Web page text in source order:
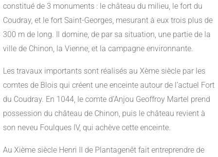
constitué de 3 monuments : le château du milieu, le fort du
Coudray, et le fort Saint-Georges, mesurant à eux trois plus de
300 m de long. Il domine, de par sa situation, une partie de la
ville de Chinon, la Vienne, et la campagne environnante.
Les travaux importants sont réalisés au Xème siècle par les
comtes de Blois qui créent une enceinte autour de l’actuel Fort
du Coudray. En 1044, le comte d’Anjou Geoffroy Martel prend
possession du château de Chinon, puis le château revient à
son neveu Foulques IV, qui achève cette enceinte.
Au Xième siècle Henri II de Plantagenêt fait entreprendre de